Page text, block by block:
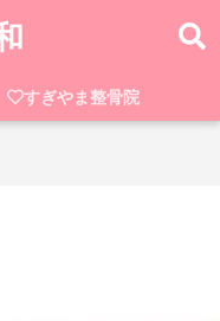
すぎやま整骨院